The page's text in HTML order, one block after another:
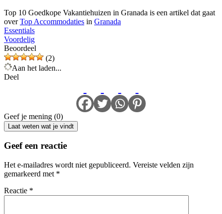
Top 10 Goedkope Vakantiehuizen in Granada is een artikel dat gaat
overTop Accommodaties in Granada
Essentials
Voordelig
Beoordeel
(2)
Aan het laden...
Deel
Geef je mening (0)
Laat weten wat je vindt
Geef een reactie
Het e-mailadres wordt niet gepubliceerd. Vereiste velden zijn
gemarkeerd met *
Reactie *